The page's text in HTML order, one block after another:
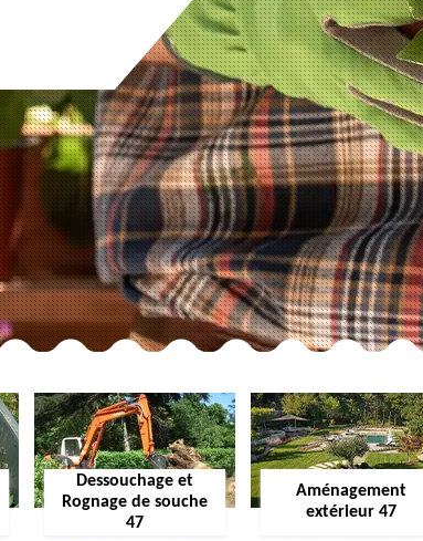
Dessouchage et
Rognage de souche
47
Aménagement
extérieur 47